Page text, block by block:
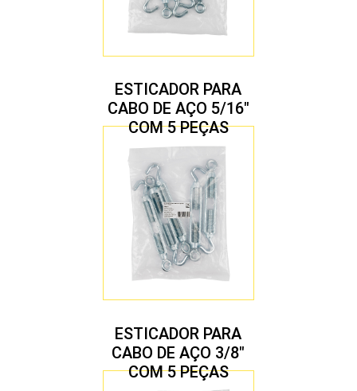
ESTICADOR PARA
CABO DE AÇO 5/16″
COM 5 PEÇAS
ESTICADOR PARA
CABO DE AÇO 3/8″
COM 5 PEÇAS